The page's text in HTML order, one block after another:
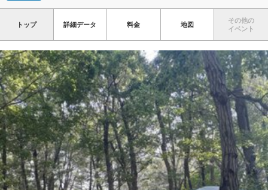
トップ 詳細データ 料金 地図
その他の
イベント